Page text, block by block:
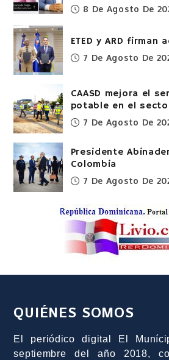
8 De Agosto De
ETED y ARD firman
7 De Agosto De
CAASD mejora el
potable en el
7 De Agosto De
Presidente
Colombia
7 De Agosto De
QUIÉNES SOMOS
El periódico digital El
septiembre del año 2018,